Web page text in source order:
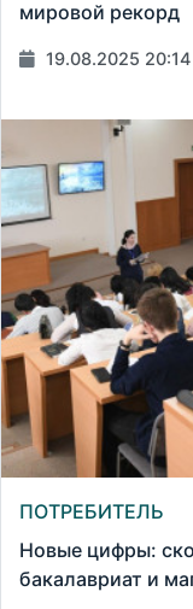
мировой рекорд
19.08.2025 20:14
ПОТРЕБИТЕЛЬ
Новые цифры:
бакалавриат и